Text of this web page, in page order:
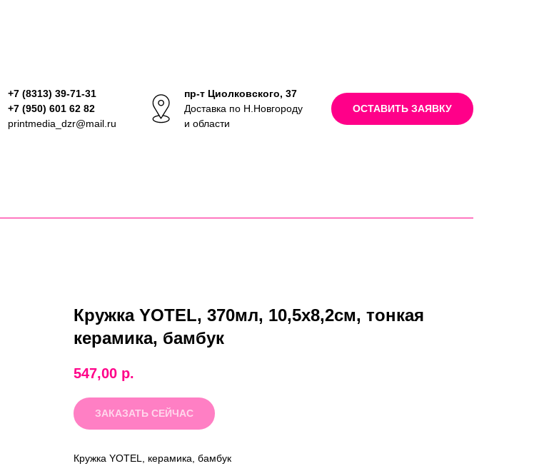
+7 (8313) 39-71-31
+7 (950) 601 62 82
printmedia_dzr@mail.ru
пр-т Циолковского, 37
Доставка по Н.Новгороду
и области
ОСТАВИТЬ ЗАЯВКУ
Кружка YOTEL, 370мл, 10,5х8,2см, тонкая
керамика, бамбук
547,00 р.
ЗАКАЗАТЬ СЕЙЧАС
Кружка YOTEL, керамика, бамбук